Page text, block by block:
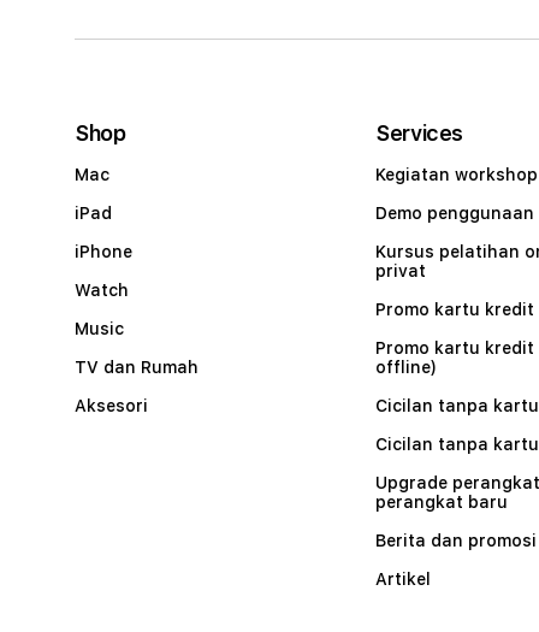
Shop
Mac
iPad
iPhone
Watch
Music
TV dan Rumah
Aksesori
Services
Kegiatan workshop
Demo penggunaan
Kursus pelatihan
privat
Promo kartu kredit
Promo kartu kredit
offline)
Cicilan tanpa
Cicilan tanpa
Upgrade
perangkat baru
Berita dan promosi
Artikel